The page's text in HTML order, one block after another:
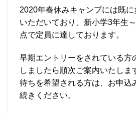
2020年春休みキャンプには既
いただいており、新小学3年生
点で定員に達しております。
早期エントリーをされている方
しましたら順次ご案内いたしま
待ちを希望される方は、お申込
続きください。